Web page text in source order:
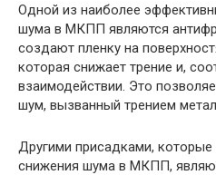
Одной из наиболее
шума в МКПП являются
создают пленку на
которая снижает трение и,
взаимодействии. Это
шум, вызванный трением
Другими присадками,
снижения шума в МКПП,